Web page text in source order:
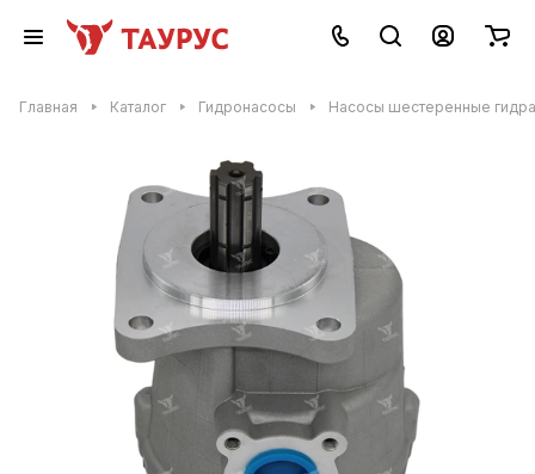
Главная Каталог Гидронасосы Насосы шестеренные